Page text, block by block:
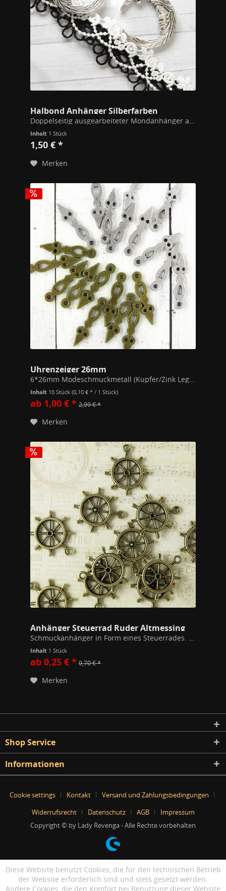
Halbond Anhänger Silberfarben
Inhalt 1 Stück
1,50 € *
Merken
Uhrenzeiger 26mm
Inhalt 10 Stück(0,10 € * / 1 Stück)
ab 1,00 € * 2,99 € *
Merken
Anhänger Steuerrad Ruder Altmessing
Inhalt 1 Stück
ab 0,25 € * 0,70 € *
Merken
Shop Service
Informationen
Cookie settings Kontakt
Versand und Zahlungsbedingungen
Widerrufsrecht
Datenschutz AGB
Impressum
Copyright © by Lady Revenga - Alle Rechte vorbehalten
Diese Website benutzt Cookies, die für den technischen Betrieb
der Website erforderlich sind und stets gesetzt werden.
Andere Cookies, die den Komfort bei Benutzung dieser Website